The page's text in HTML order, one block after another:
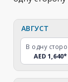
АВГУСТ
В одну
AED 1,640*